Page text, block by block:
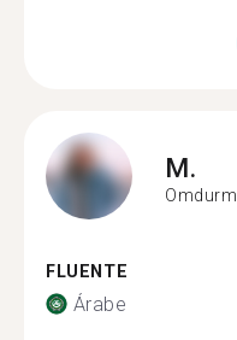
M.
FLUENTE
Árabe